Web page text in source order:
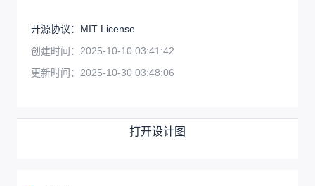
开源协议： MIT License
创建时间： 2025-10-10 03:41:42
更新时间： 2025-10-30 03:48:06
打开设计图